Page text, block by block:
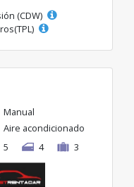
(CDW)
Manual
Aire acondicionado
5
4 3